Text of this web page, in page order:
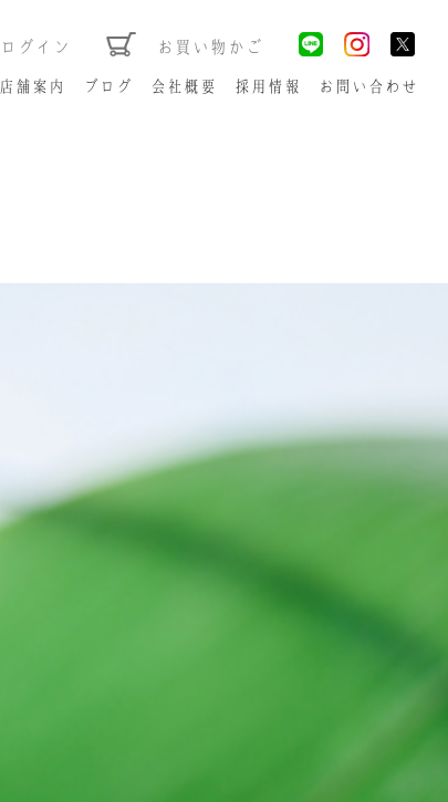
ログイン お買い物かご
店舗案内 ブログ 会社概要 採用情報 お問い合わせ